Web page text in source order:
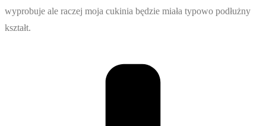
wyprobuje ale raczej moja cukinia będzie miała typowo podłużny
kształt.